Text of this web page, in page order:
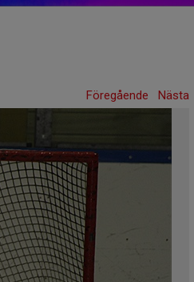
Föregående Nästa